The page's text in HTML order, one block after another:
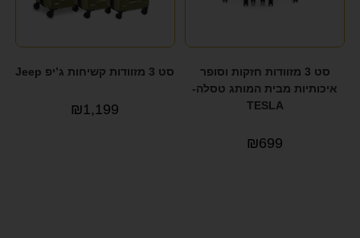
סט 3 מזוודות חזקות וסופר
איכותיות מבית המותג טסלה-
TESLA
₪699
סט 3 מזוודות קשיחות ג’יפ Jeep
₪1,199